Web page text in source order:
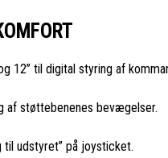
12’’ til digital styring af
af støttebenenes bevægelser.
til udstyret” på joysticket.